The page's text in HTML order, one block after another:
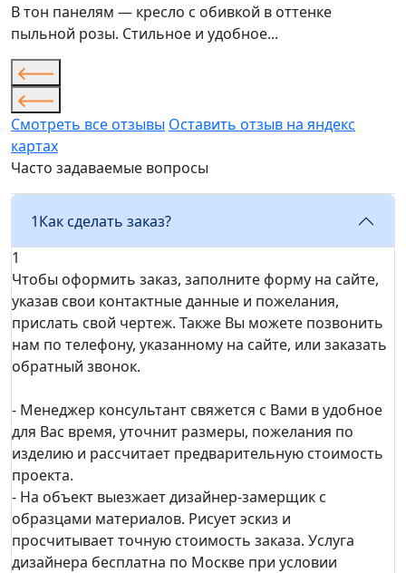
В тон панелям — кресло с обивкой в оттенке
пыльной розы. Стильное и удобное...
Смотреть все отзывы Оставить отзыв на яндекс
картах
Часто задаваемые вопросы
1Как сделать заказ?
1
Чтобы оформить заказ, заполните форму на сайте,
указав свои контактные данные и пожелания,
прислать свой чертеж. Также Вы можете позвонить
нам по телефону, указанному на сайте, или заказать
обратный звонок.
- Менеджер консультант свяжется с Вами в удобное
для Вас время, уточнит размеры, пожелания по
изделию и рассчитает предварительную стоимость
проекта.
- На объект выезжает дизайнер-замерщик с
образцами материалов. Рисует эскиз и
просчитывает точную стоимость заказа. Услуга
дизайнера бесплатна по Москве при условии